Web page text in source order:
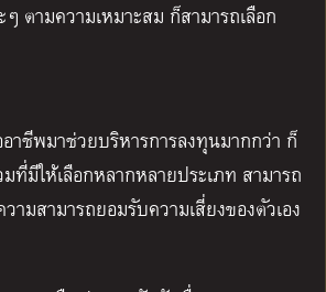
ตามความเหมาะสม ก็สามารถเลือก
าชีพมาช่วยบริหารการลงทุนมากกว่า ก็
ที่มีให้เลือกหลากหลายประเภท สามารถ
ามสามารถยอมรับความเสี่ยงของตัวเอง